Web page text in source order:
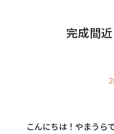
完成間
こんにちは！やまうら